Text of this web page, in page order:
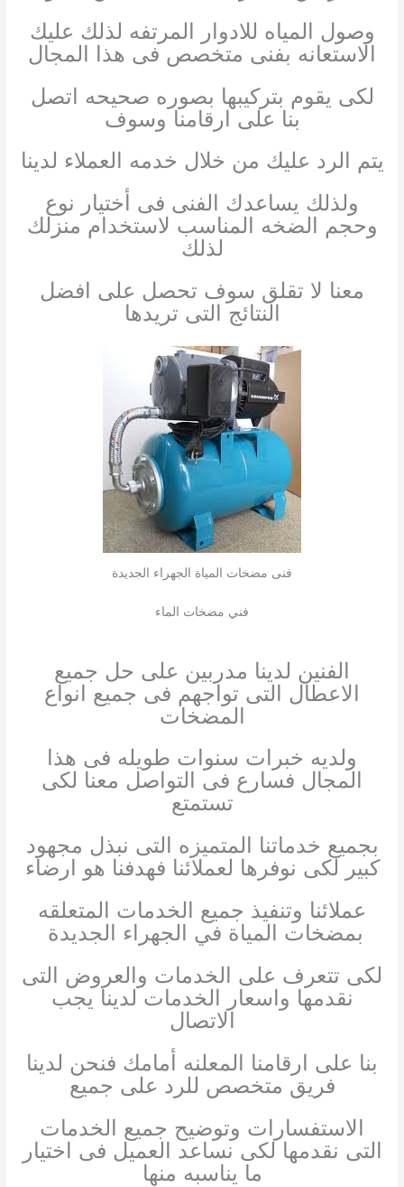
وصول المياه للادوار المرتفه لذلك عليك
الاستعانه بفنى متخصص فى هذا المجال
لكى يقوم بتركيبها بصوره صحيحه اتصل
بنا على ارقامنا وسوف
يتم الرد عليك من خلال خدمه العملاء لدينا
ولذلك يساعدك الفنى فى أختيار نوع
وحجم الضخه المناسب لاستخدام منزلك
لذلك
معنا لا تقلق سوف تحصل على افضل
النتائج التى تريدها
فنى مضخات المياة الجهراء الجديدة
فني مضخات الماء
الفنين لدينا مدربين على حل جميع
الاعطال التى تواجهم فى جميع انواع
المضخات
ولديه خبرات سنوات طويله فى هذا
المجال فسارع فى التواصل معنا لكى
تستمتع
بجميع خدماتنا المتميزه التى نبذل مجهود
كبير لكى نوفرها لعملائنا فهدفنا هو ارضاء
عملائنا وتنفيذ جميع الخدمات المتعلقه
بمضخات المياة في الجهراء الجديدة
لكى تتعرف على الخدمات والعروض التى
نقدمها واسعار الخدمات لدينا يجب
الاتصال
بنا على ارقامنا المعلنه أمامك فنحن لدينا
فريق متخصص للرد على جميع
الاستفسارات وتوضيح جميع الخدمات
التى نقدمها لكى نساعد العميل فى اختيار
ما يناسبه منها